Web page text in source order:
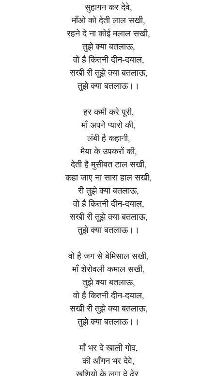
सुहागन कर देवे,
माँओ को देती लाल सखी,
रहने दे ना कोई मलाल सखी,
तुझे क्या बतलाऊ,
वो है कितनी दीन-दयाल,
सखी री तुझे क्या बतलाऊ,
तुझे क्या बतलाऊ।।
हर कमी करे पूरी,
माँ अपने प्यारो की,
लंबी है कहानी,
मैया के उपकरों की,
देती है मुसीबत टाल सखी,
कहा जाए ना सारा हाल सखी,
री तुझे क्या बतलाऊ,
वो है कितनी दीन-दयाल,
सखी री तुझे क्या बतलाऊ,
तुझे क्या बतलाऊ।।
वो है जग से बेमिसाल सखी,
माँ शेरोवली कमाल सखी,
तुझे क्या बतलाऊ,
वो है कितनी दीन-दयाल,
सखी री तुझे क्या बतलाऊ,
तुझे क्या बतलाऊ।।
माँ भर दे खाली गोद,
की आँगन भर देवे,
खुशियो के लगा दे ढेर,